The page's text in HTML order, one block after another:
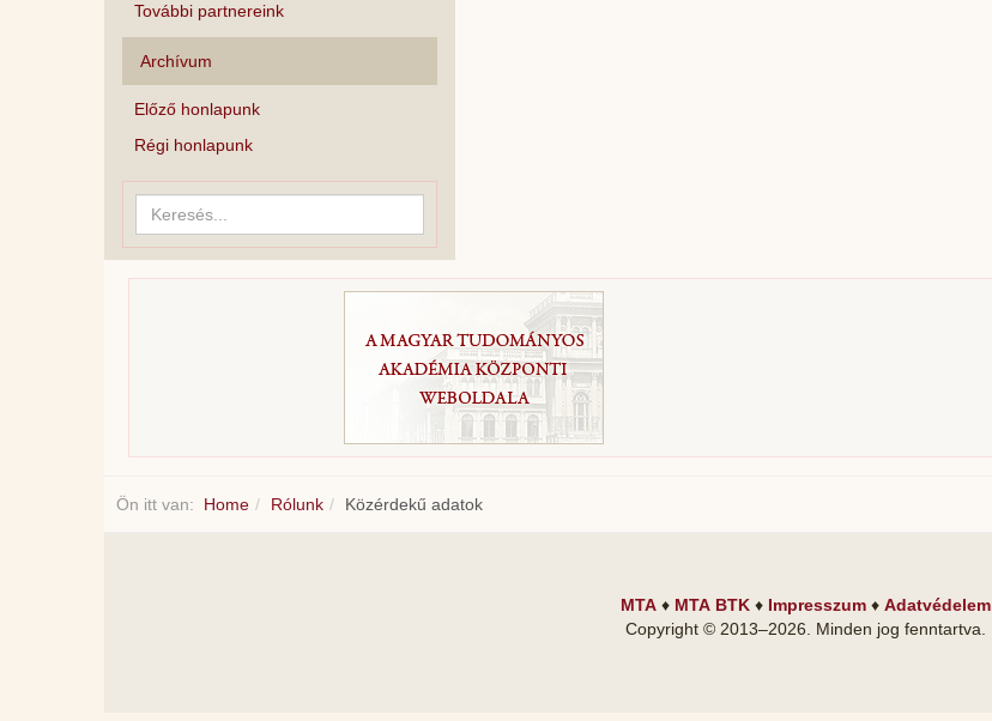
További partnereink
Archívum
Előző honlapunk
Régi honlapunk
Keresés...
Ön itt van: Home Rólunk Közérdekű adatok
MTA♦ MTA BTK♦ Impresszum♦ Adatvédelem
Copyright © 2013–2026 . Minden jog fenntartva.